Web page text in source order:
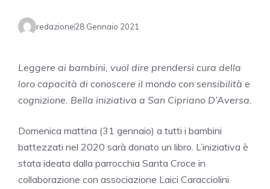
redazione28 Gennaio 2021
Leggere ai bambini, vuol dire prendersi cura della
loro capacità di conoscere il mondo con sensibilità e
cognizione. Bella iniziativa a San Cipriano D’Aversa.
Domenica mattina (31 gennaio) a tutti i bambini
battezzati nel 2020 sarà donato un libro. L’iniziativa è
stata ideata dalla parrocchia Santa Croce in
collaborazione con associazione Laici Caracciolini